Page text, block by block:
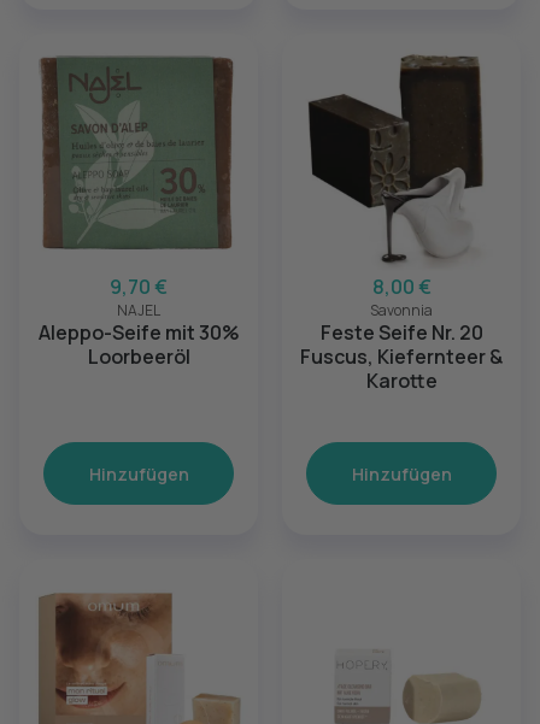
9,70 €
NAJEL
Aleppo-Seife mit 30%
Loorbeeröl
Hinzufügen
8,00 €
Savonnia
Feste Seife Nr. 20
Fuscus, Kiefernteer &
Karotte
Hinzufügen